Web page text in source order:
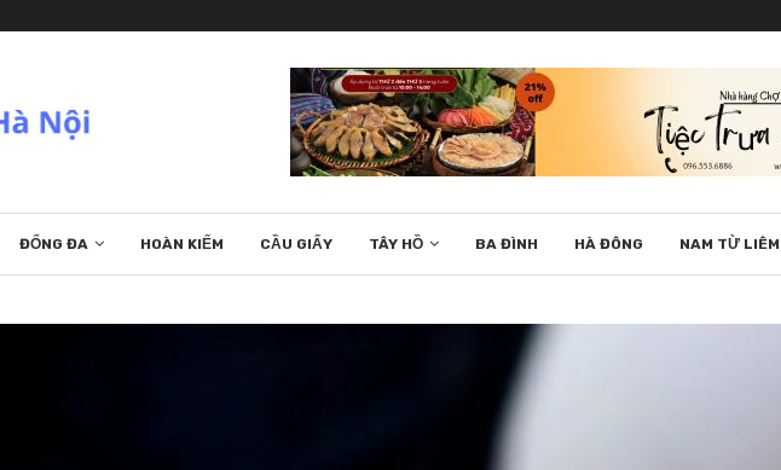
ĐỐNG ĐA HOÀN KIẾM CẦU GIẤY TÂY HỒ BA ĐÌNH HÀ ĐÔNG NAM TỪ LIÊM